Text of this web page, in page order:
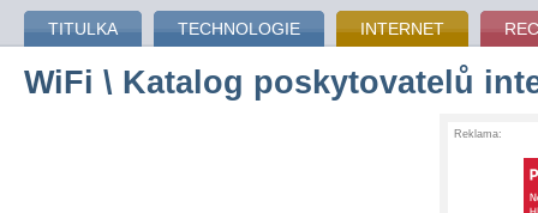
TITULKA TECHNOLOGIE INTERNET
WiFi \ Katalog poskytovatelů
Reklama: